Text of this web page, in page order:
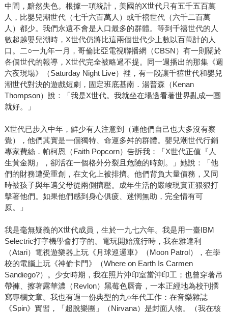
中間，黯然失色。根據一項統計，美國的X世代只有五千五百萬
人，比嬰兒潮世代（七千六百萬人）或千禧世代（六千二百萬
人）都少。我們永遠不會是人口最多的群體。等到千禧世代的人
數超越嬰兒潮時，X世代仍將比這兩個世代少上數以百萬計的人
口。二○一九年一月，哥倫比亞電視聯播網（CBSN）有一則關於
各個世代的報導，X世代完全被略過不提。同一週播出的那集《週
六夜現場》（Saturday Night Live）裡，有一段讓千禧世代和嬰兒
潮世代對決的遊戲短劇，固定班底基南．湯普森（Kenan
Thompson）說：「我是X世代。我就坐在場邊看著世界亂成一團
就好。」
X世代已步入中年，鮮少有人注意到（連他們自己也大多沒有察
覺），他們其實是一個獨特、命運多舛的群體。嬰兒潮世代行銷
專家費絲．帕柯恩（Faith Popcorn）告訴我：「X世代正值『人
生黃金期』，卻活在一個格外分裂且危險的時刻。」她說：「他
們的財務遭受重創，在文化上被排擠。他們背負大量債務，又同
時被孩子與年邁父母從兩側擠壓。成年生活的嚴峻現實正狠狠打
擊著他們。如果他們感到身心俱疲、迷惘無助，完全情有可
原。」
我是毫無疑義的X世代成員，生於一九七六年。我是用一臺IBM
Selectric打字機學會打字的。電玩開始流行時，我在雅達利
（Atari）電視遊樂器上玩《月球巡邏車》（Moon Patrol），在學
校的電腦上玩《神偷卡門》（Where on Earth Is Carmen
Sandiego?）。少女時期，我在照片沖印室當沖印工；也曾穿著吊
帶褲、擦著露華濃（Revlon）黑莓色唇膏，一本正經地為校刊撰
寫專欄文章。我也有過一份典型的九○年代工作：在音樂雜誌
《Spin》實習，「超脫樂團」（Nirvana）是封面人物。（我在核